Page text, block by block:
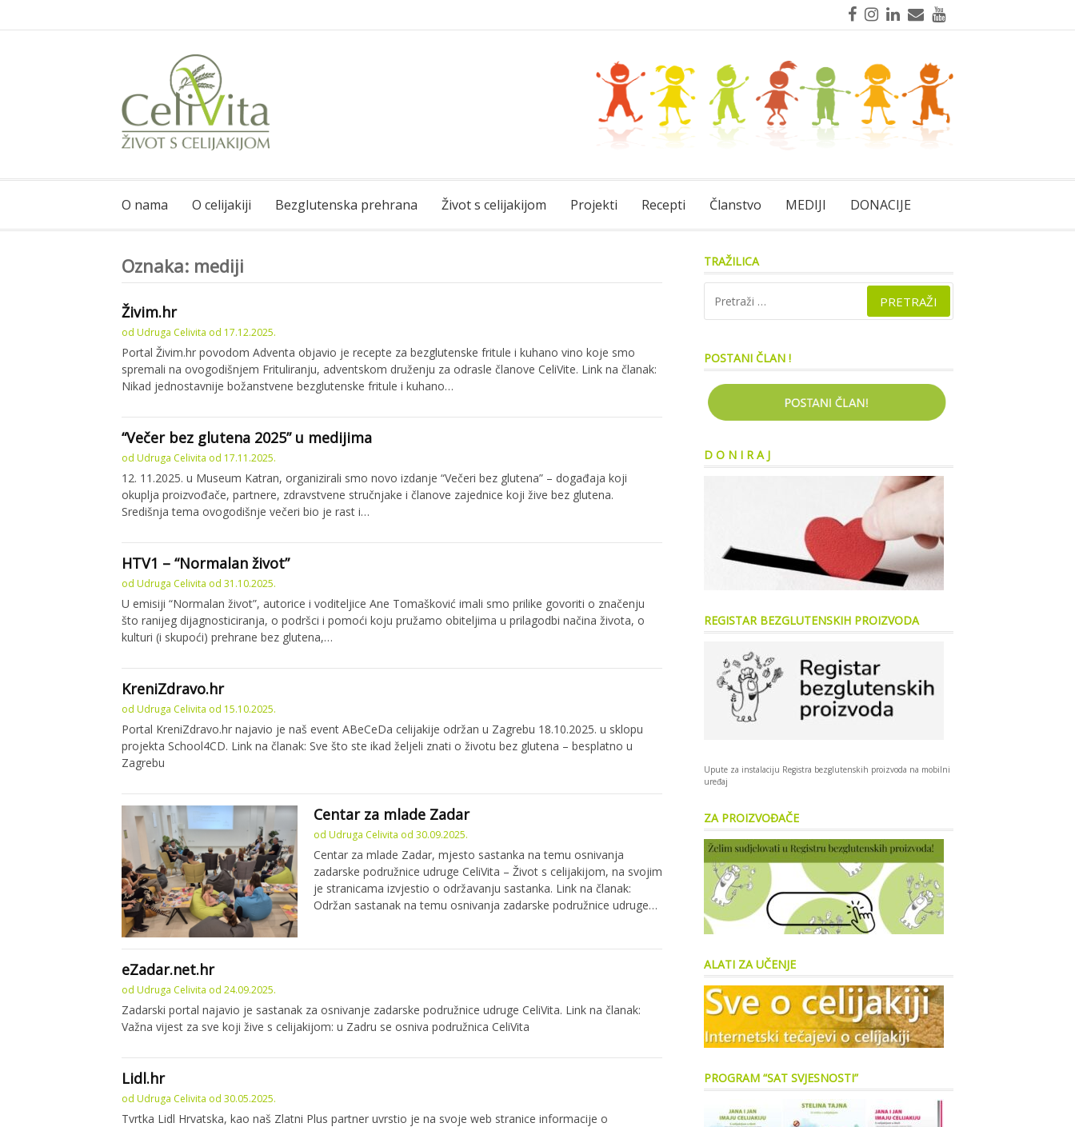
FacebookInstagram
LinkedIn
MailYouTube
O nama O celijakiji Bezglutenska prehrana Život s celijakijom Projekti Recepti Članstvo MEDIJI DONACIJE
Oznaka: mediji
Živim.hr
od Udruga Celivita od 17.12.2025.
Portal Živim.hr povodom Adventa objavio je recepte za bezglutenske fritule i kuhano vino koje smo
spremali na ovogodišnjem Frituliranju, adventskom druženju za odrasle članove CeliVite. Link na članak:
Nikad jednostavnije božanstvene bezglutenske fritule i kuhano…
“Večer bez glutena 2025” u medijima
od Udruga Celivita od 17.11.2025.
12. 11.2025. u Museum Katran, organizirali smo novo izdanje “Večeri bez glutena” – događaja koji
okuplja proizvođače, partnere, zdravstvene stručnjake i članove zajednice koji žive bez glutena.
Središnja tema ovogodišnje večeri bio je rast i…
HTV1 – “Normalan život”
od Udruga Celivita od 31.10.2025.
U emisiji “Normalan život”, autorice i voditeljice Ane Tomašković imali smo prilike govoriti o značenju
što ranijeg dijagnosticiranja, o podršci i pomoći koju pružamo obiteljima u prilagodbi načina života, o
kulturi (i skupoći) prehrane bez glutena,…
KreniZdravo.hr
od Udruga Celivita od 15.10.2025.
Portal KreniZdravo.hr najavio je naš event ABeCeDa celijakije održan u Zagrebu 18.10.2025. u sklopu
projekta School4CD. Link na članak: Sve što ste ikad željeli znati o životu bez glutena – besplatno u
Zagrebu
Centar za mlade Zadar
od Udruga Celivita od 30.09.2025.
Centar za mlade Zadar, mjesto sastanka na temu osnivanja
zadarske podružnice udruge CeliVita – Život s celijakijom, na svojim
je stranicama izvjestio o održavanju sastanka. Link na članak:
Održan sastanak na temu osnivanja zadarske podružnice udruge…
eZadar.net.hr
od Udruga Celivita od 24.09.2025.
Zadarski portal najavio je sastanak za osnivanje zadarske podružnice udruge CeliVita. Link na članak:
Važna vijest za sve koji žive s celijakijom: u Zadru se osniva podružnica CeliVita
Lidl.hr
od Udruga Celivita od 30.05.2025.
Tvrtka Lidl Hrvatska, kao naš Zlatni Plus partner uvrstio je na svoje web stranice informacije o
TRAŽILICA
POSTANI ČLAN !
D O N I R A J
REGISTAR BEZGLUTENSKIH PROIZVODA
Upute za instalaciju Registra bezglutenskih proizvoda na mobilni
uređaj
ZA PROIZVOĐAČE
ALATI ZA UČENJE
PROGRAM “SAT SVJESNOSTI”